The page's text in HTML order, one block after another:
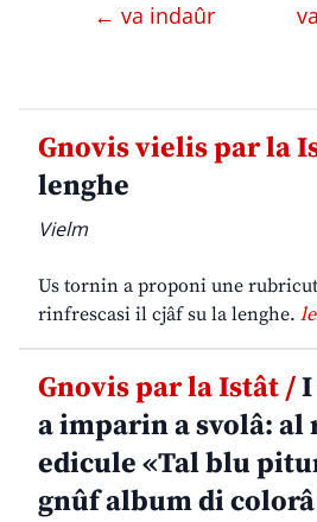
← va indaûr
Gnovis vielis par la
lenghe
Vielm
Us tornin a proponi une
rinfrescasi il cjâf su la lenghe.
Gnovis par la Istât /I
a imparin a svolâ: al
edicule «Tal blu
gnûf album di colorâ